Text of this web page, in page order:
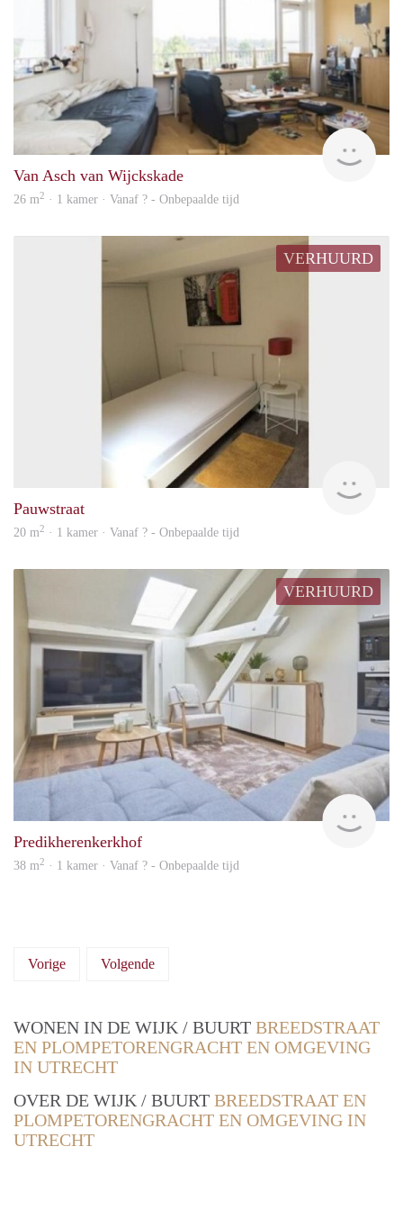
Van Asch van Wijckskade
26 m2 · 1 kamer · Vanaf ? - Onbepaalde tijd
VERHUURD
Pauwstraat
20 m2 · 1 kamer · Vanaf ? - Onbepaalde tijd
VERHUURD
rent
Predikherenkerkhof
38 m2 · 1 kamer · Vanaf ? - Onbepaalde tijd
Vorige Volgende
WONEN IN DE WIJK / BUURT BREEDSTRAAT
EN PLOMPETORENGRACHT EN OMGEVING
IN UTRECHT
OVER DE WIJK / BUURT BREEDSTRAAT EN
PLOMPETORENGRACHT EN OMGEVING IN
UTRECHT